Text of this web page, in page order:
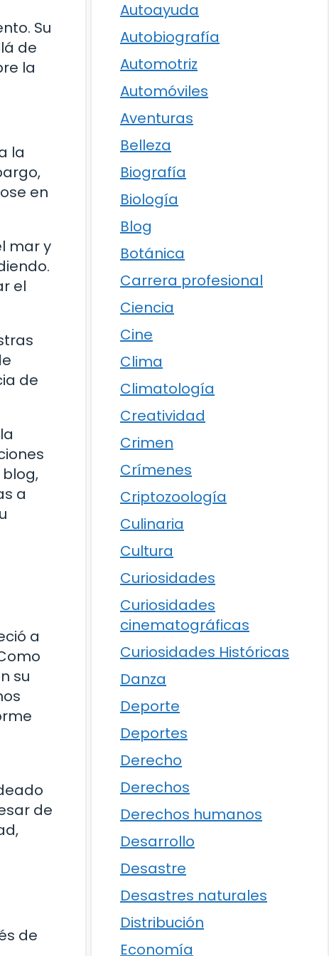
Su
de
la
la
en
mar y
el
de
a
a
su
de
de
Autoayuda
Autobiografía
Automotriz
Automóviles
Aventuras
Belleza
Biografía
Biología
Blog
Botánica
Carrera profesional
Ciencia
Cine
Clima
Climatología
Creatividad
Crimen
Crímenes
Criptozoología
Culinaria
Cultura
Curiosidades
Curiosidades
cinematográficas
Curiosidades Históricas
Danza
Deporte
Deportes
Derecho
Derechos
Derechos humanos
Desarrollo
Desastre
Desastres naturales
Distribución
Economía